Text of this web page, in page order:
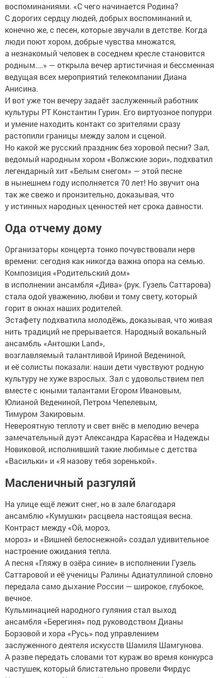
воспоминаниями. «С чего начинается Родина?
С дорогих сердцу людей, добрых воспоминаний и,
конечно же, с песен, которые звучали в детстве. Когда
люди поют хором, добрые чувства множатся,
а незнакомый человек в соседнем кресле становится
родным....» — открыла вечер артистичная и бессменная
ведущая всех мероприятий телекомпании Диана
Анисина.
И вот уже тон вечеру задаёт заслуженный работник
культуры РТ Константин Гурин. Его виртуозное попурри
и умение находить контакт со зрителями сразу
растопили границы между залом и сценой.
Но какой же русский праздник без хоровой песни? Зал,
ведомый народным хором «Волжские зори», подхватил
легендарный хит «Белым снегом» — этой песне
в нынешнем году исполняется 70 лет! Но звучит она
так же свежо и пронзительно, доказывая, что
у истинных народных ценностей нет срока давности.
Ода отчему дому
Организаторы концерта тонко почувствовали нерв
времени: сегодня как никогда важна опора на семью.
Композиция «Родительский дом»
в исполнении ансамбля «Дива» (рук. Гузель Саттарова)
стала одой уважению, любви и тому свету, который
горит в окнах наших родителей.
Эстафету подхватила молодёжь, доказывая, что живая
нить традиций не прерывается. Народный вокальный
ансамбль «Антошки Land»,
возглавляемый талантливой Ириной Ведениной,
и её солисты показали: наши дети чувствуют родную
культуру не хуже взрослых. Зал с удовольствием пел
вместе с юными талантами Егором Ивановым,
Юлианой Ведениной, Петром Чепелевым,
Тимуром Закировым.
Невероятную теплоту и свет внёс в мелодию вечера
замечательный дуэт Александра Карасёва и Надежды
Новиковой, исполнивший такие любимые с детства
«Васильки» и «Я назову тебя зоренькой».
Масленичный разгуляй
На улице ещё лежит снег, но в зале благодаря
ансамблю «Кумушки» расцвела настоящая весна.
Контраст между «Ой, мороз,
мороз» и «Вишней белоснежной» создал удивительное
настроение ожидания тепла.
А песня «Гляжу в озёра синие» в исполнении Гузель
Саттаровой и её ученицы Ралины Адиатуллиной словно
передала само дыхание России — широкое, глубокое,
вечное.
Кульминацией народного гуляния стал выход
ансамбля «Берегиня» под руководством Дианы
Борзовой и хора «Русь» под управлением
заслуженного деятеля искусств Шамиля Шамгунова.
А разве передать словами тот кураж во время конкурса
частушек, который блистательно провели Фирдус